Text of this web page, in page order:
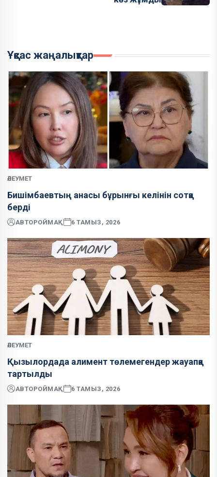
Ұқсас жаңалықтар
ӘЛЕУМЕТ
Бишімбаевтың анасы бұрынғы келінін сотқа
берді
АВТОРОЙМАҚ 6 ТАМЫЗ, 2026
ӘЛЕУМЕТ
Қызылордада алимент төлемегендер жауапқа
тартылды
АВТОРОЙМАҚ 6 ТАМЫЗ, 2026